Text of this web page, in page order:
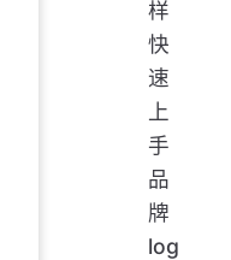
样
快
速
上
手
品
牌
log